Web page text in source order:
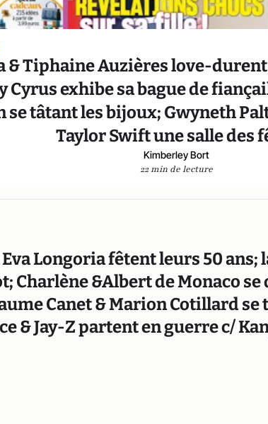
& Tiphaine Auzières love-
Cyrus exhibe sa bague de
se tâtant les bijoux; Gwyneth
Taylor Swift une salle des
Kimberley Bort
22 min de lecture
Longoria fêtent leurs 50 ans;
Charlène &Albert de Monaco
Canet & Marion Cotillard
& Jay-Z partent en guerre c/